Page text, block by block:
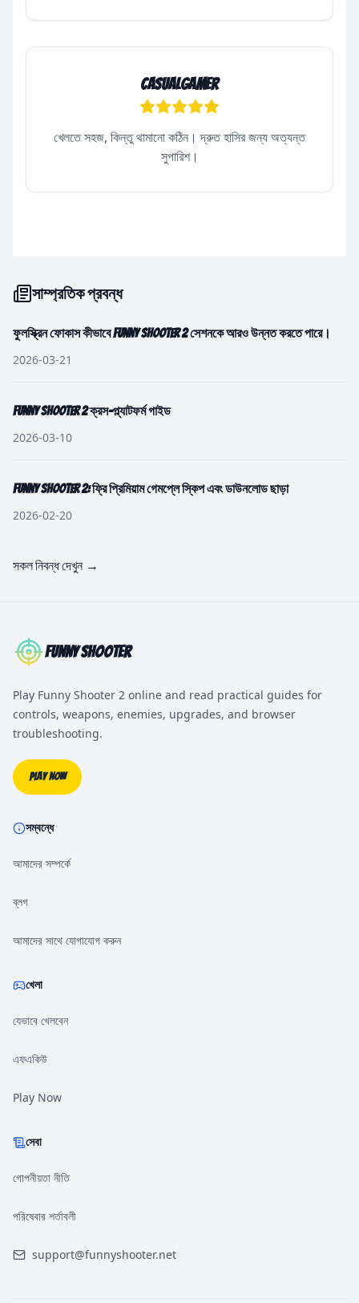
CasualGamer
খেলতে সহজ, কিন্তু থামানো কঠিন। দ্রুত হাসির জন্য অত্যন্ত
সুপারিশ।
সাম্প্রতিক প্রবন্ধ
ফুলস্ক্রিন ফোকাস কীভাবে Funny Shooter 2 সেশনকে আরও উন্নত করতে পারে।
2026-03-21
Funny Shooter 2 ক্রস-প্ল্যাটফর্ম গাইড
2026-03-10
Funny Shooter 2: ফ্রি প্রিমিয়াম গেমপ্লে স্কিপ এবং ডাউনলোড ছাড়া
2026-02-20
সকল নিবন্ধ দেখুন →
Funny Shooter
Play Funny Shooter 2 online and read practical guides for
controls, weapons, enemies, upgrades, and browser
troubleshooting.
Play Now
সম্বন্ধে
আমাদের সম্পর্কে
ব্লগ
আমাদের সাথে যোগাযোগ করুন
খেলা
যেভাবে খেলবেন
এফএকিউ
Play Now
সেবা
গোপনীয়তা নীতি
পরিষেবার শর্তাবলী
support@funnyshooter.net